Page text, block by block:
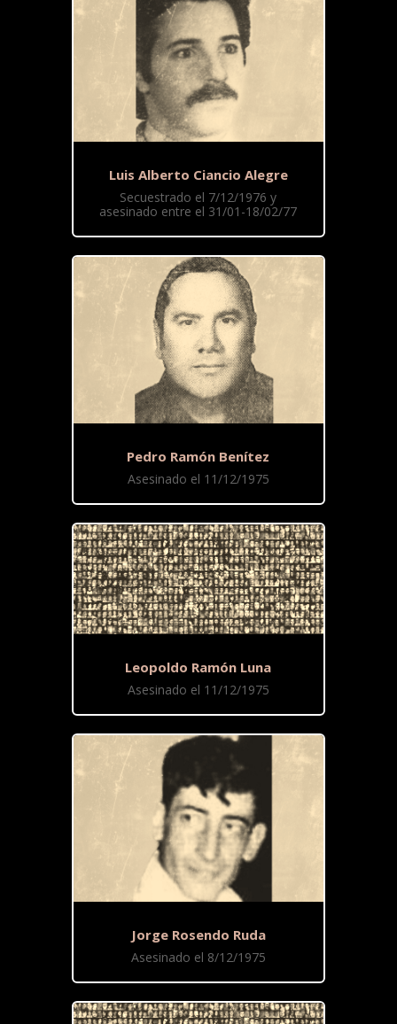
Luis Alberto Ciancio Alegre
Secuestrado el 7/12/1976 y
asesinado entre el 31/01-18/02/77
Pedro Ramón Benítez
Asesinado el 11/12/1975
Leopoldo Ramón Luna
Asesinado el 11/12/1975
Jorge Rosendo Ruda
Asesinado el 8/12/1975